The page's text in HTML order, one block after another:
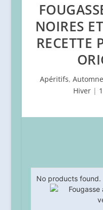
NOIRES
RECETTE
Apéritifs,Automne
Hiver |
No products found.